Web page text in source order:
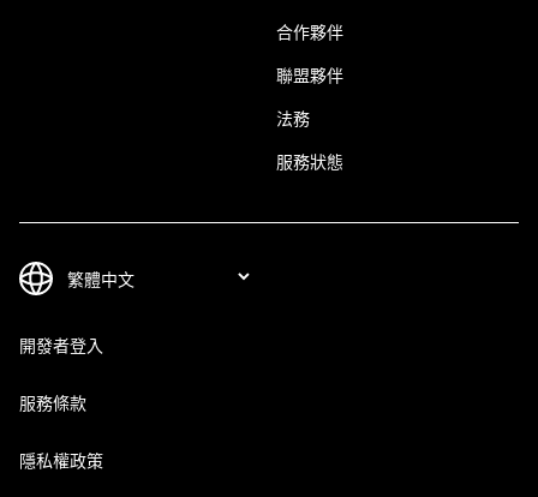
合作夥伴
聯盟夥伴
法務
服務狀態
開發者登入
服務條款
隱私權政策